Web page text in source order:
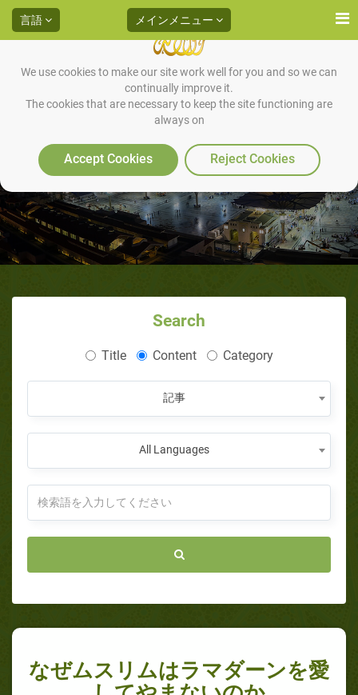
We use cookies to make our site work well for you and so we can
continually improve it.
The cookies that are necessary to keep the site functioning are
always on
Accept Cookies Reject Cookies
言語 メインメニュー
なぜムスリムはラマダーンを愛
してやまないのか
Search
Title Content Category
記事
All Languages
なぜムスリムはラマダーンを愛